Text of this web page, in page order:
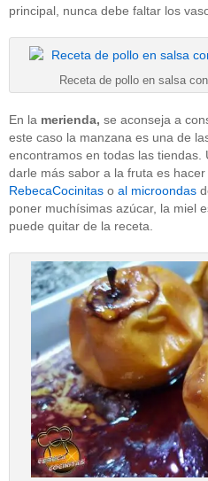
principal, nunca debe faltar los
Receta de pollo en salsa
En la merienda, se aconseja a
este caso la manzana es una de
encontramos en todas las tiendas.
darle más sabor a la fruta es hacer
RebecaCocinitas o al microondas
poner muchísimas azúcar, la miel
puede quitar de la receta.